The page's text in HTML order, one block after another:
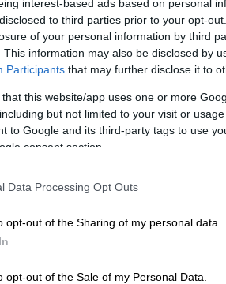
interest-based ads based on personal
to third parties prior to your opt-
of your personal information by third
This information may also be disclosed by
Participants that may further disclose it to
that this website/app uses one or more
but not limited to your visit or
to Google and its third-party tags to use
consent section.
Data Processing Opt Outs
opt-out of the Sharing of my personal data.
opt-out of the Sale of my Personal Data.
το ΕΘΝΟΣ στη Google
με το «καλάθι του
και στους
συζητούν κάποιο τέτοιο
στο ψωμί, που θα